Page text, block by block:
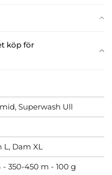
köp för
Superwash Ull
L, Dam XL
- 350-450 m - 100 g